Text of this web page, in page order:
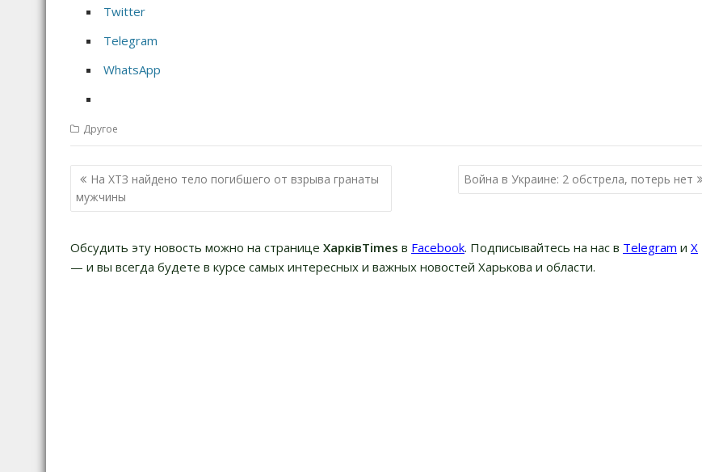
Twitter
Telegram
WhatsApp
Другое
Н
а
и
г
На ХТЗ найдено тело погибшего от взрыва гранаты
мужчины
Война в Украине: 2 обстрела, потерь нет
Обсудить эту новость можно на странице ХарківTimes в Facebook. Подписывайтесь на нас в Telegram и Х
— и вы всегда будете в курсе самых интересных и важных новостей Харькова и области.